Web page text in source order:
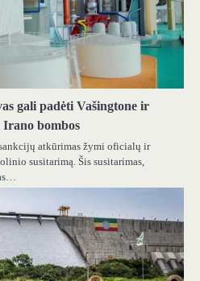
gali padėti Vašingtone ir
Irano bombos
atkūrimas žymi oficialų ir
susitarimą. Šis susitarimas,